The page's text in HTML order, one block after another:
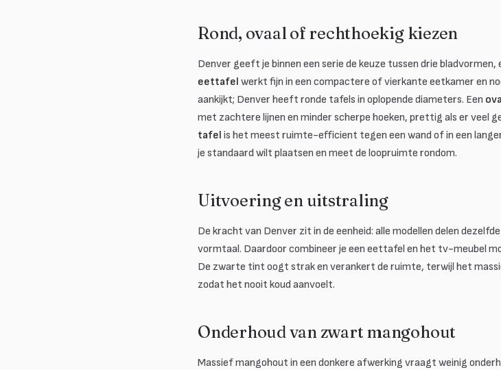
Rond, ovaal of rechthoekig kiezen
Denver geeft je binnen een serie de keuze tussen drie
eettafel werkt fijn in een compactere of vierkante eetkamer en
aankijkt; Denver heeft ronde tafels in oplopende diameters. Een
met zachtere lijnen en minder scherpe hoeken, prettig als er veel
tafel is het meest ruimte-efficient tegen een wand of in een
je standaard wilt plaatsen en meet de loopruimte rondom.
Uitvoering en uitstraling
De kracht van Denver zit in de eenheid: alle modellen delen
vormtaal. Daardoor combineer je een eettafel en het tv-meubel
De zwarte tint oogt strak en verankert de ruimte, terwijl het
zodat het nooit koud aanvoelt.
Onderhoud van zwart mangohout
Massief mangohout in een donkere afwerking vraagt weinig